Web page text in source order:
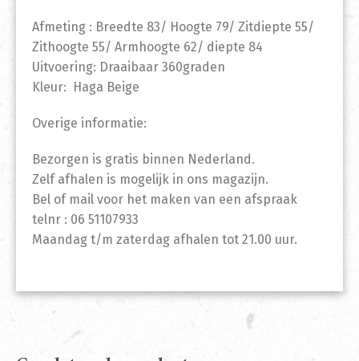
Afmeting : Breedte 83/ Hoogte 79/ Zitdiepte 55/
Zithoogte 55/ Armhoogte 62/ diepte 84
Uitvoering: Draaibaar 360graden
Kleur: Haga Beige
Overige informatie:
Bezorgen is gratis binnen Nederland.
Zelf afhalen is mogelijk in ons magazijn.
Bel of mail voor het maken van een afspraak
telnr : 06 51107933
Maandag t/m zaterdag afhalen tot 21.00 uur.